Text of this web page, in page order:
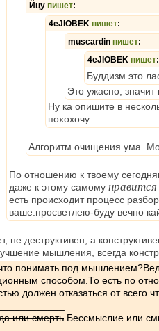
Йцу пишет:
4eJIOBEK пишет:
muscardin пишет:
4eJIOBEK пишет:
Буддизм это
Это ужасно, значит
Ну ка опишите в
похохочу.
Алгоритм очищения ума.
По отношению к твоему
даже к этому самому нравится
есть происходит процесс
ваше:просветлею-буду вечно
не деструктивен, а
мышления, всегда
понимать под
способом.То есть по
должен отказаться от всего
или смерть Бессмыслие или